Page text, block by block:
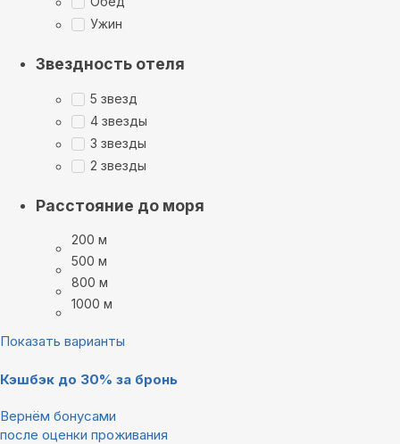
Ужин
Звездность отеля
5 звезд
4 звезды
3 звезды
2 звезды
Расстояние до моря
200 м
500 м
800 м
1000 м
Показать варианты
Кэшбэк до 30% за бронь
Вернём бонусами
после оценки проживания